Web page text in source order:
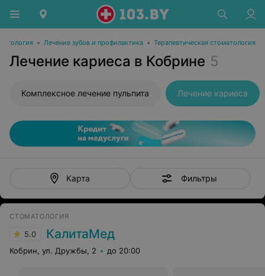
• Лечение зубов и профилактика • Терапевтическая стоматология
Лечение кариеса в Кобрине 5
Комплексное лечение пульпита Лечение кариеса
Карта Фильтры
СТОМАТОЛОГИЯ
5.0 КалитаМед
Кобрин, ул. Дружбы, 2 до 20:00